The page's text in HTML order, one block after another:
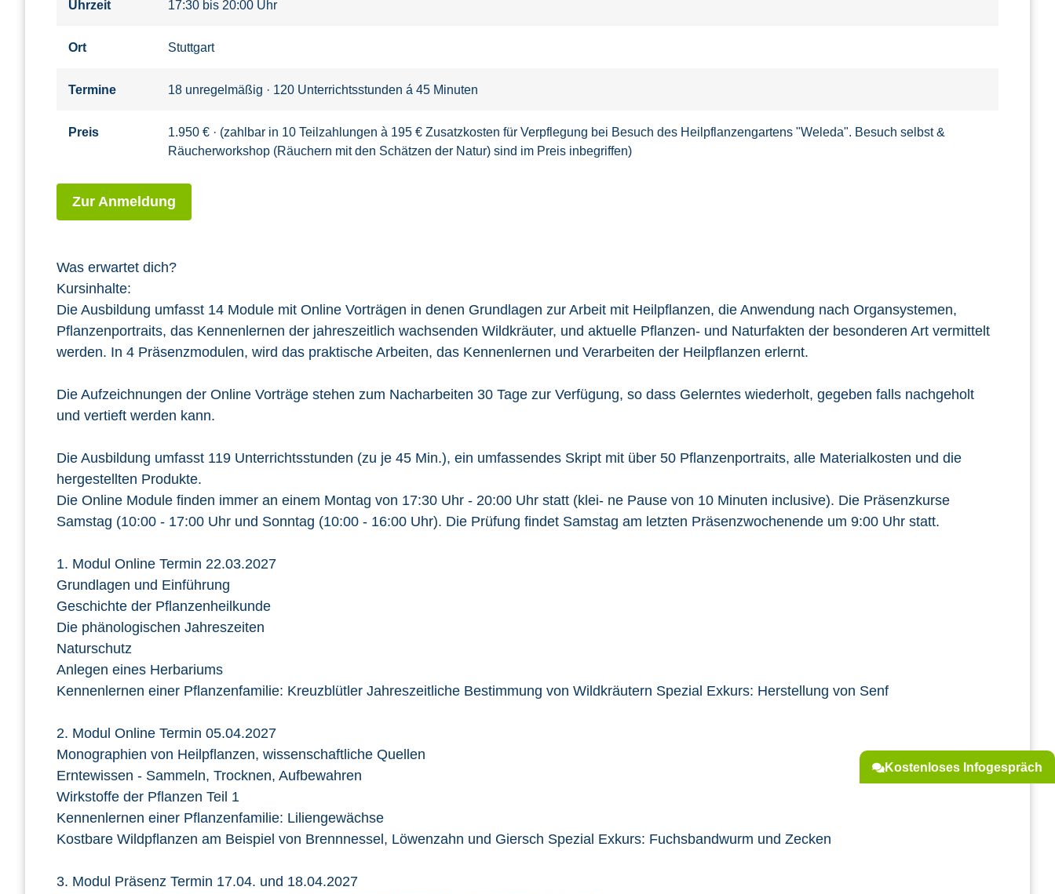
Kostenloses Infogespräch
Uhrzeit 17:30 bis 20:00 Uhr
Ort Stuttgart
Termine 18 unregelmäßig · 120 Unterrichtsstunden á 45 Minuten
Preis
1.950 € · (zahlbar in 10 Teilzahlungen à 195 € Zusatzkosten für Verpflegung bei Besuch des Heilpflanzengartens "Weleda". Besuch selbst &
Räucherworkshop (Räuchern mit den Schätzen der Natur) sind im Preis inbegriffen)
Zur Anmeldung
Was erwartet dich?
Kursinhalte:
Die Ausbildung umfasst 14 Module mit Online Vorträgen in denen Grundlagen zur Arbeit mit Heilpflanzen, die Anwendung nach Organsystemen,
Pflanzenportraits, das Kennenlernen der jahreszeitlich wachsenden Wildkräuter, und aktuelle Pflanzen- und Naturfakten der besonderen Art vermittelt
werden. In 4 Präsenzmodulen, wird das praktische Arbeiten, das Kennenlernen und Verarbeiten der Heilpflanzen erlernt.
Die Aufzeichnungen der Online Vorträge stehen zum Nacharbeiten 30 Tage zur Verfügung, so dass Gelerntes wiederholt, gegeben falls nachgeholt
und vertieft werden kann.
Die Ausbildung umfasst 119 Unterrichtsstunden (zu je 45 Min.), ein umfassendes Skript mit über 50 Pflanzenportraits, alle Materialkosten und die
hergestellten Produkte.
Die Online Module finden immer an einem Montag von 17:30 Uhr - 20:00 Uhr statt (klei- ne Pause von 10 Minuten inclusive). Die Präsenzkurse
Samstag (10:00 - 17:00 Uhr und Sonntag (10:00 - 16:00 Uhr). Die Prüfung findet Samstag am letzten Präsenzwochenende um 9:00 Uhr statt.
1. Modul Online Termin 22.03.2027
Grundlagen und Einführung
Geschichte der Pflanzenheilkunde
Die phänologischen Jahreszeiten
Naturschutz
Anlegen eines Herbariums
Kennenlernen einer Pflanzenfamilie: Kreuzblütler Jahreszeitliche Bestimmung von Wildkräutern Spezial Exkurs: Herstellung von Senf
2. Modul Online Termin 05.04.2027
Monographien von Heilpflanzen, wissenschaftliche Quellen
Erntewissen - Sammeln, Trocknen, Aufbewahren
Wirkstoffe der Pflanzen Teil 1
Kennenlernen einer Pflanzenfamilie: Liliengewächse
Kostbare Wildpflanzen am Beispiel von Brennnessel, Löwenzahn und Giersch Spezial Exkurs: Fuchsbandwurm und Zecken
3. Modul Präsenz Termin 17.04. und 18.04.2027